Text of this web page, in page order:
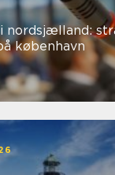
nordsjælland:
københavn